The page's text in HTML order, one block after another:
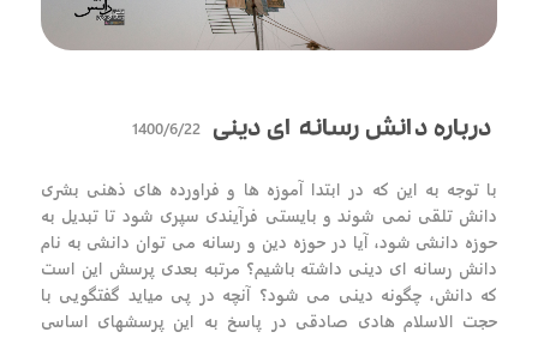
درباره دانش رسانه ای دینی 1400/6/22
با توجه به این که در ابتدا آموزه ها و فراورده های ذهنی بشری
دانش تلقی نمی شوند و بایستی فرآیندی سپری شود تا تبدیل به
حوزه دانشی شود، آیا در حوزه دین و رسانه می توان دانشی به نام
دانش رسانه ای دینی داشته باشیم؟ مرتبه بعدی پرسش این است
که دانش، چگونه دینی می شود؟ آنچه در پی میاید گفتگویی با
حجت الاسلام هادی صادقی در پاسخ به این پرسشهای اساسی